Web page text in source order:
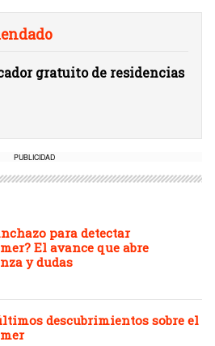
gratuito de residencias
PUBLICIDAD
para detectar
El avance que abre
y dudas
descubrimientos sobre el